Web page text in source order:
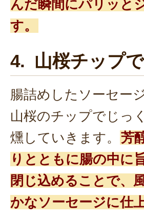
んだ瞬間にパリッと
す。
4. 山桜チップ
腸詰めしたソーセージ
山桜のチップでじっ
燻していきます。 芳
りとともに腸の中に
閉じ込めることで、
かなソーセージに仕